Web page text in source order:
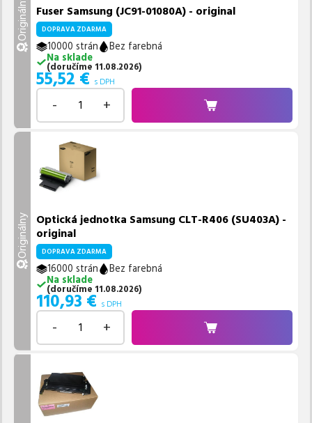
Originálny Fuser Samsung (JC91-01080A) - original
DOPRAVA ZDARMA
10000 strán
Bez farebná
Na sklade
(doručíme 11.08.2026)
55,52 € s DPH
- +
Originálny Optická jednotka Samsung CLT-R406 (SU403A) -
original
DOPRAVA ZDARMA
16000 strán
Bez farebná
Na sklade
(doručíme 11.08.2026)
110,93 € s DPH
- +